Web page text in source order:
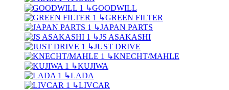
↳GOODWILL
↳GREEN FILTER
↳JAPAN PARTS
↳JS ASAKASHI
↳JUST DRIVE
↳KNECHT/MAHLE
↳KUJIWA
↳LADA
↳LIVCAR